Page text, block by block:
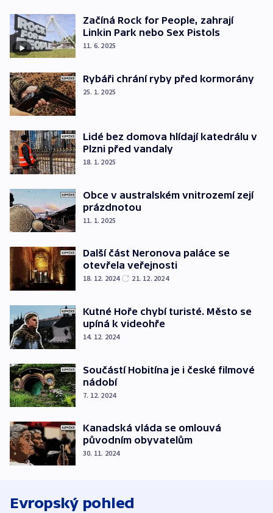
Začíná Rock for People, zahrají
Linkin Park nebo Sex Pistols
11. 6. 2025
Rybáři chrání ryby před kormorány
25. 1. 2025
Lidé bez domova hlídají katedrálu v
Plzni před vandaly
18. 1. 2025
Obce v australském vnitrozemí zejí
prázdnotou
11. 1. 2025
Další část Neronova paláce se
otevřela veřejnosti
18. 12. 2024 21. 12. 2024
Kutné Hoře chybí turisté. Město se
upíná k videohře
14. 12. 2024
Součástí Hobitína je i české filmové
nádobí
7. 12. 2024
Kanadská vláda se omlouvá
původním obyvatelům
30. 11. 2024
Evropský pohled